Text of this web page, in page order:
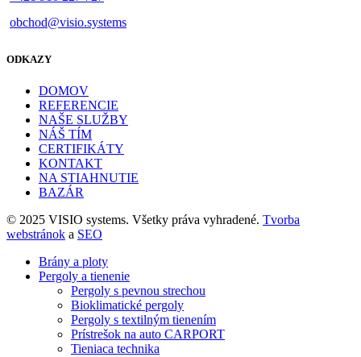
obchod@visio.systems
ODKAZY
DOMOV
REFERENCIE
NAŠE SLUŽBY
NÁŠ TÍM
CERTIFIKÁTY
KONTAKT
NA STIAHNUTIE
BAZÁR
© 2025 VISIO systems. Všetky práva vyhradené. Tvorba
webstránok a SEO
Brány a ploty
Pergoly a tienenie
Pergoly s pevnou strechou
Bioklimatické pergoly
Pergoly s textilným tienením
Prístrešok na auto CARPORT
Tieniaca technika